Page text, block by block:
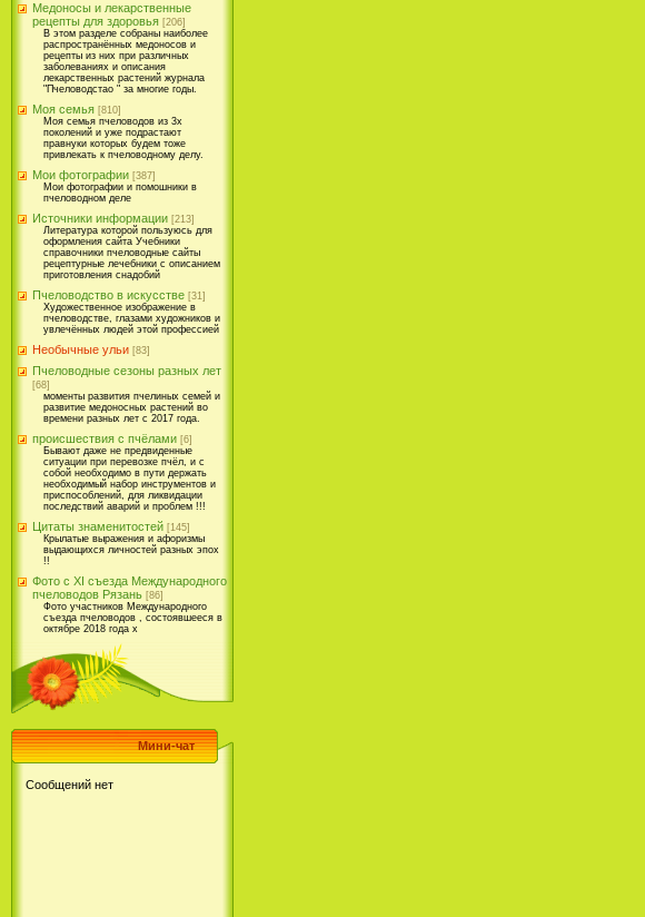
Медоносы и лекарственные
рецепты для здоровья [206]
В этом разделе собраны наиболее
распространённых медоносов и
рецепты из них при различных
заболеваниях и описания
лекарственных растений журнала
"Пчеловодстао " за многие годы.
Моя семья [810]
Моя семья пчеловодов из 3х
поколений и уже подрастают
правнуки которых будем тоже
привлекать к пчеловодному делу.
Мои фотографии [387]
Мои фотографии и помошники в
пчеловодном деле
Источники информации [213]
Литература которой пользуюсь для
оформления сайта Учебники
справочники пчеловодные сайты
рецептурные лечебники с описанием
приготовления снадобий
Пчеловодство в искусстве [31]
Художественное изображение в
пчеловодстве, глазами художников и
увлечённых людей этой профессией
Необычные ульи [83]
Пчеловодные сезоны разных лет
[68]
моменты развития пчелиных семей и
развитие медоносных растений во
времени разных лет с 2017 года.
происшествия с пчёлами [6]
Бывают даже не предвиденные
ситуации при перевозке пчёл, и с
собой необходимо в пути держать
необходимый набор инструментов и
приспособлений, для ликвидации
последствий аварий и проблем !!!
Цитаты знаменитостей [145]
Крылатые выражения и афоризмы
выдающихся личностей разных эпох
!!
Фото с XI съезда Международного
пчеловодов Рязань [86]
Фото участников Международного
съезда пчеловодов , состоявшееся в
октябре 2018 года х
Мини-чат